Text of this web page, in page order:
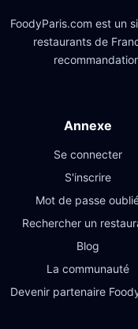
FoodyParis.com est un
restaurants de
Annexe
Se connecter
S'inscrire
Mot de passe
Rechercher un
Blog
La communauté
Devenir partenaire